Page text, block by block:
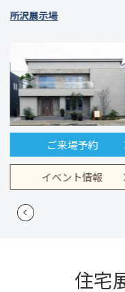
所沢展示場
ご来場予約
イベント情報
住宅